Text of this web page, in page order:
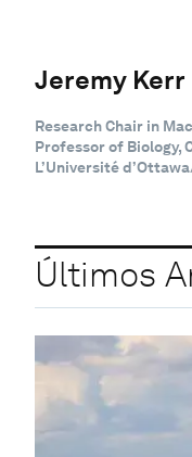
Jeremy Kerr
Research Chair in
Professor of Biology,
L’Université
Últimos